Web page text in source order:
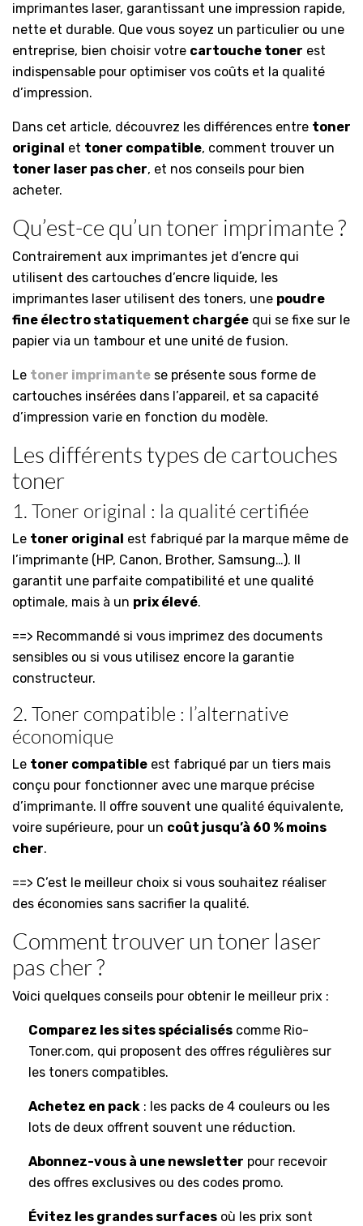
imprimantes laser, garantissant une impression rapide,
nette et durable. Que vous soyez un particulier ou une
entreprise, bien choisir votre cartouche toner est
indispensable pour optimiser vos coûts et la qualité
d’impression.
Dans cet article, découvrez les différences entre toner
original et toner compatible, comment trouver un
toner laser pas cher, et nos conseils pour bien
acheter.
Qu’est-ce qu’un toner imprimante ?
Contrairement aux imprimantes jet d’encre qui
utilisent des cartouches d’encre liquide, les
imprimantes laser utilisent des toners, une poudre
fine électro statiquement chargée qui se fixe sur le
papier via un tambour et une unité de fusion.
Le toner imprimante se présente sous forme de
cartouches insérées dans l’appareil, et sa capacité
d’impression varie en fonction du modèle.
Les différents types de cartouches
toner
1. Toner original : la qualité certifiée
Le toner original est fabriqué par la marque même de
l’imprimante (HP, Canon, Brother, Samsung…). Il
garantit une parfaite compatibilité et une qualité
optimale, mais à un prix élevé.
==> Recommandé si vous imprimez des documents
sensibles ou si vous utilisez encore la garantie
constructeur.
2. Toner compatible : l’alternative
économique
Le toner compatible est fabriqué par un tiers mais
conçu pour fonctionner avec une marque précise
d’imprimante. Il offre souvent une qualité équivalente,
voire supérieure, pour un coût jusqu’à 60 % moins
cher.
==> C’est le meilleur choix si vous souhaitez réaliser
des économies sans sacrifier la qualité.
Comment trouver un toner laser
pas cher ?
Voici quelques conseils pour obtenir le meilleur prix :
Comparez les sites spécialisés comme Rio-
Toner.com, qui proposent des offres régulières sur
les toners compatibles.
Achetez en pack : les packs de 4 couleurs ou les
lots de deux offrent souvent une réduction.
Abonnez-vous à une newsletter pour recevoir
des offres exclusives ou des codes promo.
Évitez les grandes surfaces où les prix sont